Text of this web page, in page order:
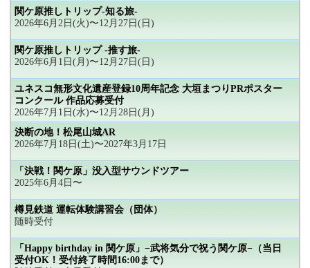
関ケ原推しトリップ-知る旅-
2026年6月2日(火)〜12月27日(日)
関ケ原推しトリップ -推す旅-
2026年6月1日(月)〜12月27日(日)
ユネスコ無形文化遺産登録10周年記念 大垣まつりPRポスター
コンクール 作品応募受付
2026年7月1日(水)〜12月28日(月)
決断の地！松尾山城AR
2026年7月18日(土)〜2027年3月17日
「決戦！関ケ原」没入型サウンドツアー
2025年6月4日〜
樽見鉄道 運転体験講習会（団体）
随時受付
「Happy birthday in 関ケ原」−武将気分で祝う関ケ原−（当日
受付OK！受付終了時間16:00まで）